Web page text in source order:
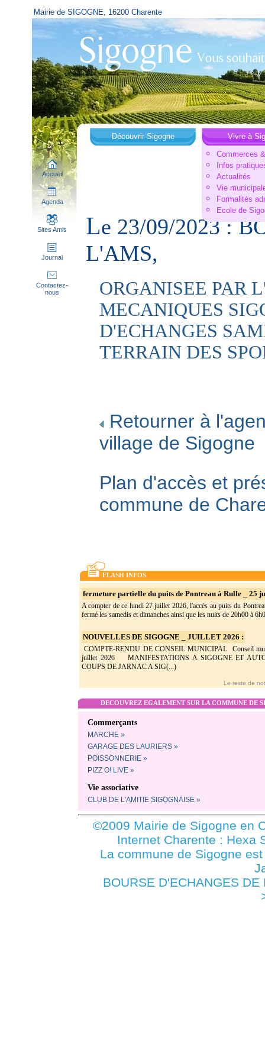
Mairie de SIGOGNE, 16200 Charente
Accueil
Agenda
Sites Amis
Journal
Contactez-
nous
Découvrir Sigogne
Vivre à
Commerces
Infos
Actualités
Vie
Formalités
Ecole de
Le 23/09/2023 :
L'AMS,
ORGANISEE PAR
MECANIQUES
D'ECHANGES
TERRAIN DES
Retourner à
village de Sigogne
Plan d'accès et
commune de
FLASH INFOS
fermeture partielle du puits de Pontreau à Rulle _ 25
A compter de ce lundi 27 juillet 2026, l'accès au puits du
fermé les samedis et dimanches ainsi que les nuits de 20h00 à
NOUVELLES DE SIGOGNE _ JUILLET 2026 :
COMPTE-RENDU DE CONSEIL MUNICIPAL Conseil
juillet 2026 MANIFESTATIONS A SIGOGNE ET
COUPS DE JARNAC A SIG(...)
Le reste de
DECOUVREZ EGALEMENT SUR LA COMMUNE DE
Commerçants
MARCHE »
GARAGE DES LAURIERS »
POISSONNERIE »
PIZZ O! LIVE »
Vie associative
CLUB DE L'AMITIE SIGOGNAISE »
©2009 Mairie de Sigogne en
Internet Charente : Hexa
La commune de Sigogne
BOURSE D'ECHANGES